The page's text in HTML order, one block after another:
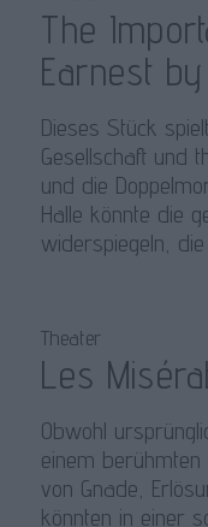
The
Earnest
Dieses Stück
Gesellschaft und
und die
Halle könnte die
widerspiegeln,
Theater
Les
Obwohl
einem berühmten
von Gnade,
könnten in einer